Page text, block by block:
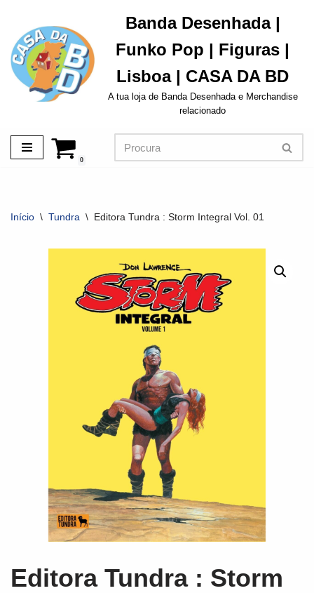
Avançar
para
o
conteúdo
Banda Desenhada |
Funko Pop | Figuras |
Lisboa | CASA DA BD
A tua loja de Banda Desenhada e Merchandise
relacionado
0
Início \ Tundra \ Editora Tundra : Storm Integral Vol. 01
Editora Tundra : Storm